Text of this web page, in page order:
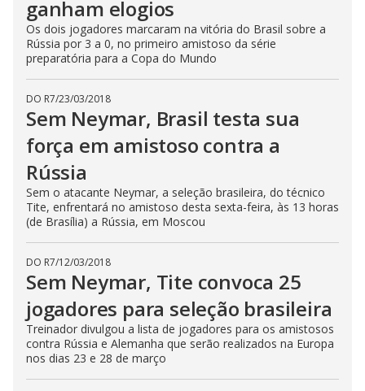
ganham elogios
Os dois jogadores marcaram na vitória do Brasil sobre a
Rússia por 3 a 0, no primeiro amistoso da série
preparatória para a Copa do Mundo
DO R7/23/03/2018
Sem Neymar, Brasil testa sua
força em amistoso contra a
Rússia
Sem o atacante Neymar, a seleção brasileira, do técnico
Tite, enfrentará no amistoso desta sexta-feira, às 13 horas
(de Brasília) a Rússia, em Moscou
DO R7/12/03/2018
Sem Neymar, Tite convoca 25
jogadores para seleção brasileira
Treinador divulgou a lista de jogadores para os amistosos
contra Rússia e Alemanha que serão realizados na Europa
nos dias 23 e 28 de março